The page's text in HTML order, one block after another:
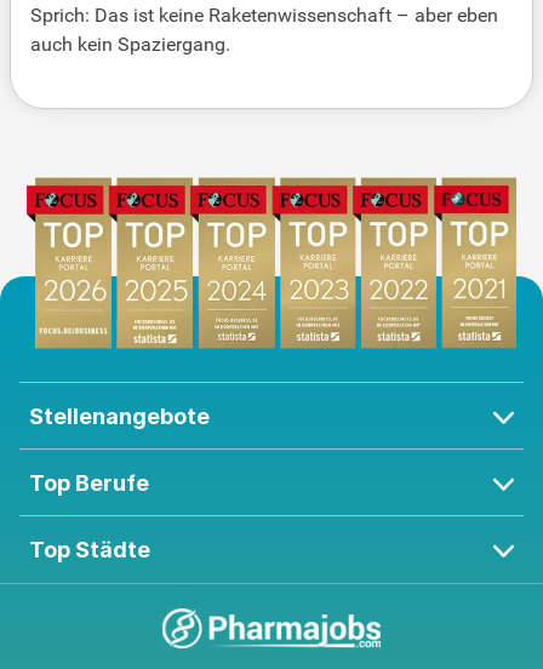
Sprich: Das ist keine Raketenwissenschaft – aber eben
auch kein Spaziergang.
Stellenangebote
Top Berufe
Top Städte